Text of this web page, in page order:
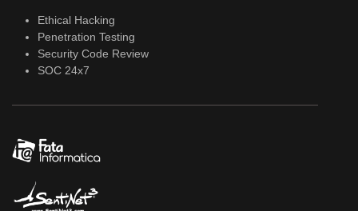
Ethical Hacking
Penetration Testing
Security Code Review
SOC 24x7